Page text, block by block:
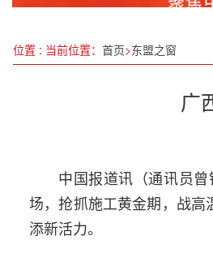
位置 : 当前位置： 首页>东盟之窗
广
中国报道讯（通讯员
场，抢抓施工黄金期，战高
添新活力。